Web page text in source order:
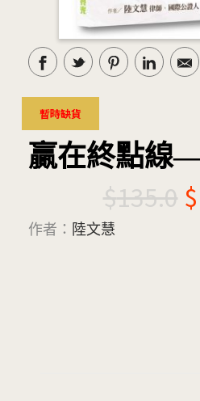
暫時缺貨
贏在終點線
$135.0 $
作者： 陸文慧